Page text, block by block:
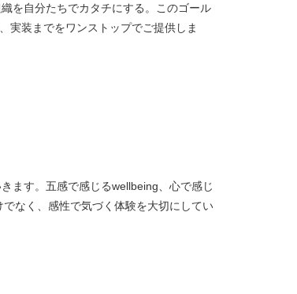
を自分たちでカタチにする。このゴール
実装までをワンストップでご提供しま
ます。五感で感じるwellbeing、心で感じ
なく、感性で気づく体験を大切にしてい